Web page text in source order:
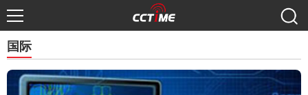
国际